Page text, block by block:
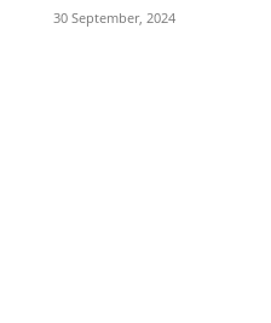
30 September, 2024